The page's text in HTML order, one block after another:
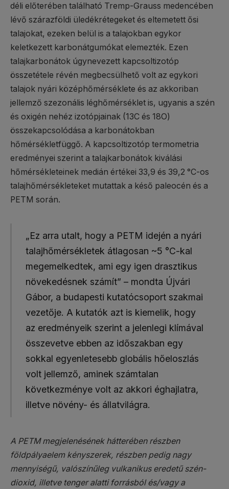
déli előterében található Tremp-Grauss medencében
lévő szárazföldi üledékrétegeket és eltemetett ősi
talajokat, ezeken belül is a talajokban egykor
keletkezett karbonátgumókat elemezték. Ezen
talajkarbonátok úgynevezett kapcsoltizotóp
összetétele révén megbecsülhető volt az egykori
talajok nyári középhőmérséklete és az akkoriban
jellemző szezonális léghőmérséklet is, ugyanis a szén
és oxigén nehéz izotópjainak (13C és 18O)
összekapcsolódása a karbonátokban
hőmérsékletfüggő. A kapcsoltizotóp termometria
eredményei szerint a talajkarbonátok kiválási
hőmérsékleteinek medián értékei 33,9 és 39,2 °C-os
talajhőmérsékleteket mutattak a késő paleocén és a
PETM során.
„Ez arra utalt, hogy a PETM idején a nyári
talajhőmérsékletek átlagosan ~5 °C-kal
megemelkedtek, ami egy igen drasztikus
növekedésnek számít” – mondta Újvári
Gábor, a budapesti kutatócsoport szakmai
vezetője. A kutatók azt is kiemelik, hogy
az eredményeik szerint a jelenlegi klímával
összevetve ebben az időszakban egy
sokkal egyenletesebb globális hőeloszlás
volt jellemző, aminek számtalan
következménye volt az akkori éghajlatra,
illetve növény- és állatvilágra.
A PETM megjelenésének hátterében részben
földpályaelem kényszerek, részben pedig nagy
mennyiségű, valószínűleg vulkanikus eredetű szén-
dioxid, illetve tenger alatti forrásból és/vagy a